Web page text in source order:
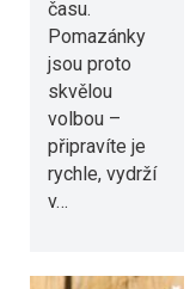
času.
Pomazánky
jsou proto
skvělou
volbou –
připravíte je
rychle, vydrží
v…